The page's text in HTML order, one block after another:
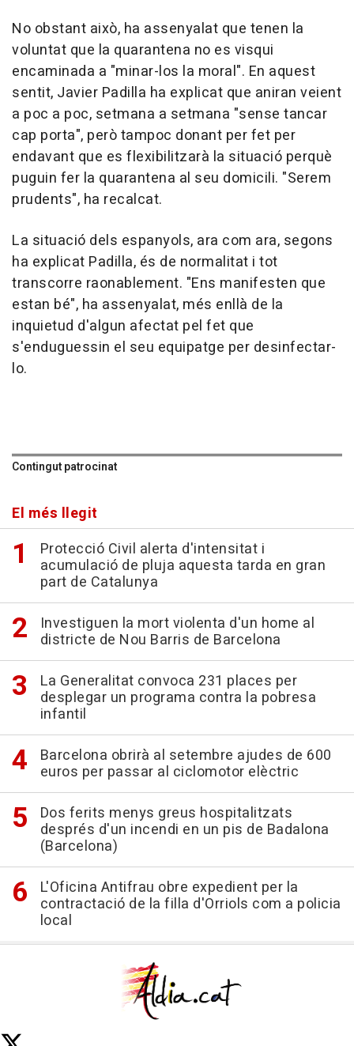
No obstant això, ha assenyalat que tenen la
voluntat que la quarantena no es visqui
encaminada a "minar-los la moral". En aquest
sentit, Javier Padilla ha explicat que aniran veient
a poc a poc, setmana a setmana "sense tancar
cap porta", però tampoc donant per fet per
endavant que es flexibilitzarà la situació perquè
puguin fer la quarantena al seu domicili. "Serem
prudents", ha recalcat.
La situació dels espanyols, ara com ara, segons
ha explicat Padilla, és de normalitat i tot
transcorre raonablement. "Ens manifesten que
estan bé", ha assenyalat, més enllà de la
inquietud d'algun afectat pel fet que
s'enduguessin el seu equipatge per desinfectar-
lo.
Contingut patrocinat
El més llegit
Protecció Civil alerta d'intensitat i
acumulació de pluja aquesta tarda en gran
part de Catalunya
Investiguen la mort violenta d'un home al
districte de Nou Barris de Barcelona
La Generalitat convoca 231 places per
desplegar un programa contra la pobresa
infantil
Barcelona obrirà al setembre ajudes de 600
euros per passar al ciclomotor elèctric
Dos ferits menys greus hospitalitzats
després d'un incendi en un pis de Badalona
(Barcelona)
L'Oficina Antifrau obre expedient per la
contractació de la filla d'Orriols com a policia
local